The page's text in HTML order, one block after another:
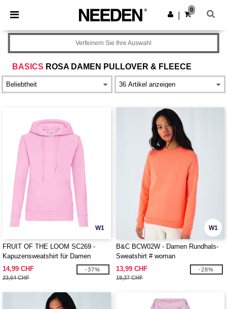
× Needen App
Bessere Preise in der App!
App holen
0
BASICS ROSA DAMEN PULLOVER & FLEECE
Verfeinern Sie Ihre Auswahl
W1
FRUIT OF THE LOOM SC269 -
Kapuzensweatshirt für Damen
14,99 CHF
23,64 CHF
-37%
W1
B&C BCW02W - Damen Rundhals-
Sweatshirt # woman
13,99 CHF
19,37 CHF
-28%